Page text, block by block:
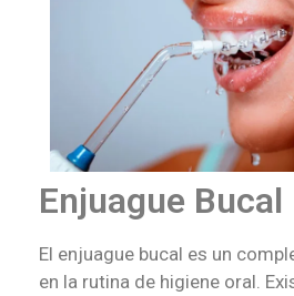
Enjuague Bucal
El enjuague bucal es un
en la rutina de higiene oral.